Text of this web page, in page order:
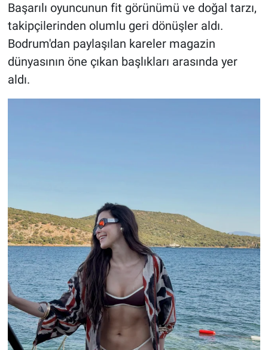
Başarılı oyuncunun fit görünümü ve doğal tarzı,
takipçilerinden olumlu geri dönüşler aldı.
Bodrum'dan paylaşılan kareler magazin
dünyasının öne çıkan başlıkları arasında yer
aldı.